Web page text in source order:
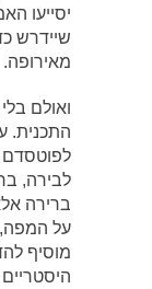
יסייעו
שיידרש
מאירופה.
ואולם
התכנית.
לפוטסדם
לבירה,
ברירה
על המפה,
מוסיף
היסטריים